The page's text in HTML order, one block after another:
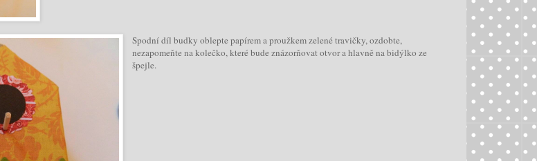
Spodní díl budky oblepte papírem a proužkem zelené travičky, ozdobte,
nezapomeňte na kolečko, které bude znázorňovat otvor a hlavně na bidýlko ze
špejle.